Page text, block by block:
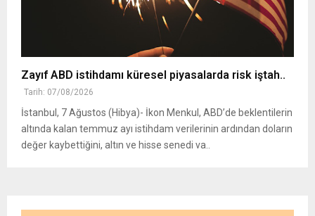
Zayıf ABD istihdamı küresel piyasalarda risk iştah..
Tarih: 07/08/2026
İstanbul, 7 Ağustos (Hibya)- İkon Menkul, ABD’de beklentilerin
altında kalan temmuz ayı istihdam verilerinin ardından doların
değer kaybettiğini, altın ve hisse senedi va..